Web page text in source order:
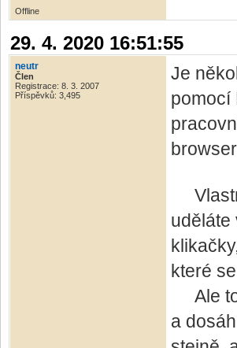
Offline
29. 4. 2020 16:51:55
neutr
Člen
Registrace: 8. 3. 2007
Příspěvků: 3,495
Je
pomocí
uděláte
které
Ale
a